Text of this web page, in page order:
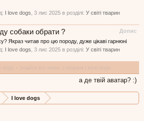
I love dogs 3 лис 2025 в розділі: У світі тварин
Допис
собаки обрати ?
Якраз читав про цю породу, дуже цікаві гарнюні
I love dogs 3 лис 2025 в розділі: У світі тварин
а де твій аватар? :)
I love dogs